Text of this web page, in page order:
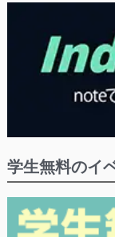
学生無料のイ